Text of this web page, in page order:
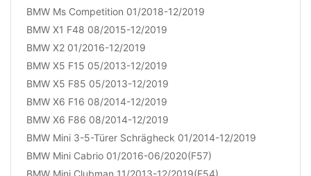
BMW Ms Competition 01/2018-12/2019
BMW X1 F48 08/2015-12/2019
BMW X2 01/2016-12/2019
BMW X5 F15 05/2013-12/2019
BMW X5 F85 05/2013-12/2019
BMW X6 F16 08/2014-12/2019
BMW X6 F86 08/2014-12/2019
BMW Mini 3-5-Türer Schrägheck 01/2014-12/2019
BMW Mini Cabrio 01/2016-06/2020(F57)
BMW Mini Clubman 11/2013-12/2019(F54)